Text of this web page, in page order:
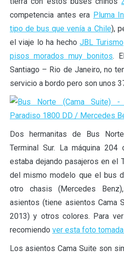
competencia antes era Pluma
tipo de bus que venía a Chile),
el viaje lo ha hechoJBL Turismo
pisos morados muy bonitos.
Santiago – Rio de Janeiro, no
servicio a bordo pero son unos
Dos hermanitas de Bus
Terminal Sur. La máquina
estaba dejando pasajeros en el
del mismo modelo que el bus
otro chasis (Mercedes
asientos (tiene asientos Cama
2013) y otros colores. Para
recomiendo ver esta foto
Los asientos Cama Suite son